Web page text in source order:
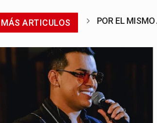
MÁS ARTICULOS POR EL